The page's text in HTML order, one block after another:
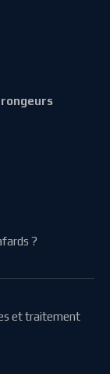
rongeurs
?
et traitement